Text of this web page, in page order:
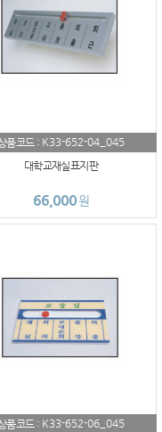
품코드 : K33-652-04_045
대학교재실표지판
66,000원
품코드 : K33-652-06_045